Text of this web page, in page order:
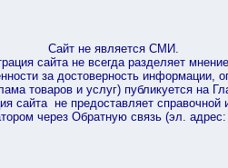
Сайт не является СМИ.
сайта не всегда разделяет
за достоверность информации,
товаров и услуг) публикуется на
сайта не предоставляет справочной
через Обратную связь (эл. адрес: